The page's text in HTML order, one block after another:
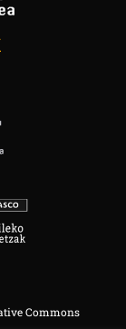
Commons